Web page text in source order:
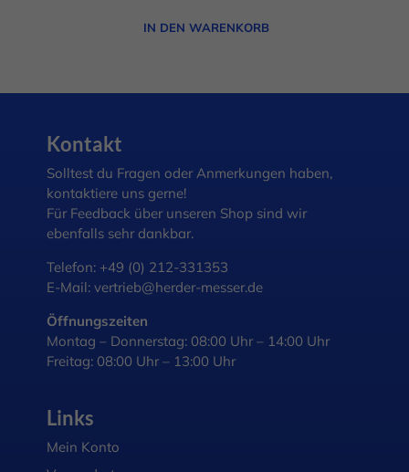
IN DEN WARENKORB
Kontakt
Solltest du Fragen oder Anmerkungen haben,
kontaktiere uns gerne!
Für Feedback über unseren Shop sind wir
ebenfalls sehr dankbar.
Telefon: +49 (0) 212-331353
E-Mail: vertrieb@herder-messer.de
Öffnungszeiten
Montag – Donnerstag: 08:00 Uhr – 14:00 Uhr
Freitag: 08:00 Uhr – 13:00 Uhr
Links
Mein Konto